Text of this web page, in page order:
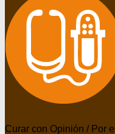
Curar con Opinión / Por